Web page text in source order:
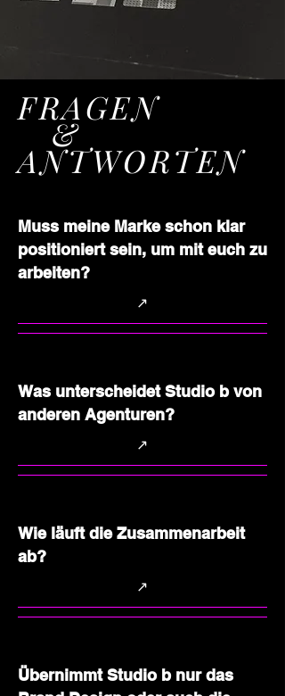
FRAGEN
&
ANTWORTEN
Muss meine Marke schon klar
positioniert sein, um mit euch zu
arbeiten?
↗
Was unterscheidet Studio b von
anderen Agenturen?
↗
Wie läuft die Zusammenarbeit
ab?
↗
Übernimmt Studio b nur das